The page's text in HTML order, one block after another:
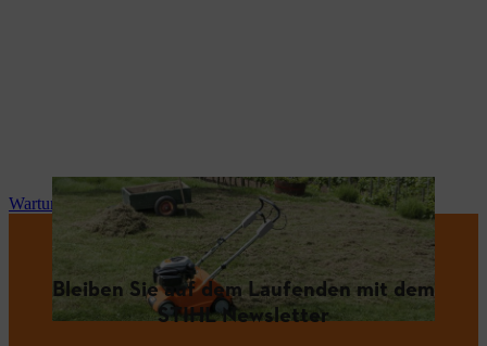
Wartung und Reparatur
Bleiben Sie auf dem Laufenden mit dem
STIHL Newsletter